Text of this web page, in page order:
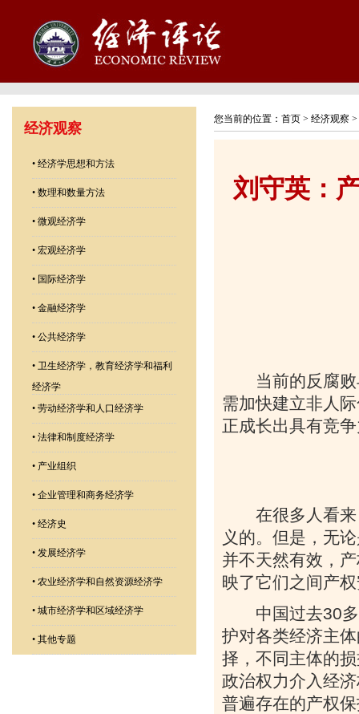
经济观察
• 经济学思想和方法
• 数理和数量方法
• 微观经济学
• 宏观经济学
• 国际经济学
• 金融经济学
• 公共经济学
• 卫生经济学，教育经济学和福利
经济学
• 劳动经济学和人口经济学
• 法律和制度经济学
• 产业组织
• 企业管理和商务经济学
• 经济史
• 发展经济学
• 农业经济学和自然资源经济学
• 城市经济学和区域经济学
• 其他专题
您当前的位置： 首页 > 经济观察 >
刘守英：
当前的反腐败
需加快建立非人
正成长出具有竞
在很多人看来
义的。但是，无
并不天然有效，
映了它们之间产
中国过去30
护对各类经济主
择，不同主体的
政治权力介入经
普遍存在的产权